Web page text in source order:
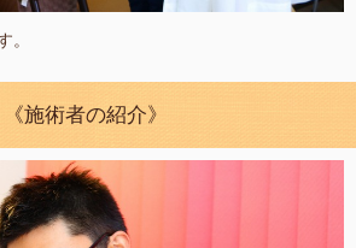
。
《施術者の紹介》